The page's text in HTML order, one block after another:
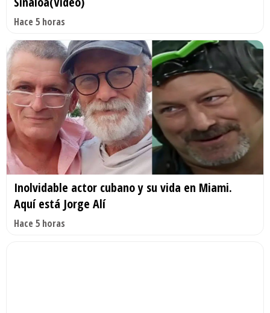
Hace 5 horas
Inolvidable actor cubano y su vida en Miami.
Aquí está Jorge Alí
Hace 5 horas